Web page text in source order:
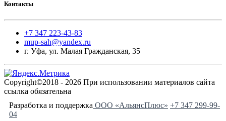
Контакты
+7 347 223-43-83
mup-sah@yandex.ru
г. Уфа, ул. Малая Гражданская, 35
Copyright©2018 - 2026 При использовании материалов сайта
ссылка обязательна
Разработка и поддержка ООО «АльянсПлюс» +7 347 299-99-
04